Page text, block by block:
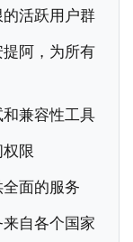
活跃用户群
阿，为所有
兼容性工具
限
面的服务
自各个国家